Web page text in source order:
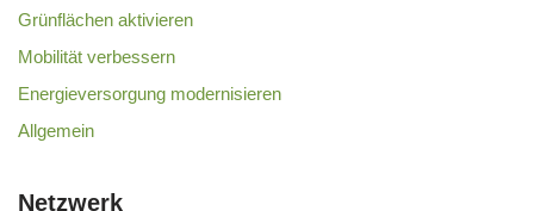
Grünflächen aktivieren
Mobilität verbessern
Energieversorgung modernisieren
Allgemein
Netzwerk